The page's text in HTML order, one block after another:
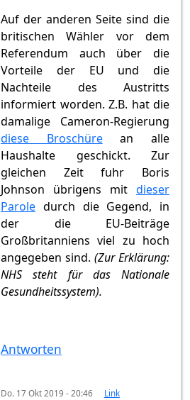
Auf der anderen Seite sind die
britischen Wähler vor dem
Referendum auch über die
Vorteile der EU und die
Nachteile des Austritts
informiert worden. Z.B. hat die
damalige Cameron-Regierung
diese Broschürean alle
Haushalte geschickt. Zur
gleichen Zeit fuhr Boris
Johnson übrigens mit dieser
Parole durch die Gegend, in
der die EU-Beiträge
Großbritanniens viel zu hoch
angegeben sind. (Zur Erklärung:
NHS steht für das Nationale
Gesundheitssystem).
Antworten
Do. 17 Okt 2019 - 20:46 Link